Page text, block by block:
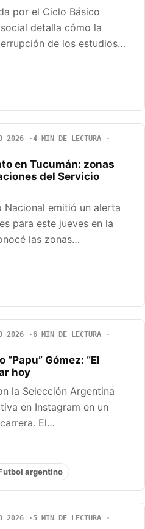
por el Ciclo Básico
detalla cómo la
de los estudios…
2026
4 MIN DE LECTURA
en Tucumán: zonas
del Servicio
emitió un alerta
para este jueves en la
las zonas…
2026
6 MIN DE LECTURA
Gómez: “El
hoy
la Selección Argentina
en Instagram en un
El…
argentino
2026
5 MIN DE LECTURA